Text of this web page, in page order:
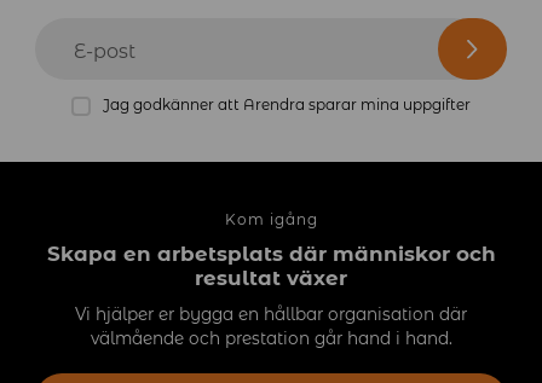
E-post
Jag godkänner att Arendra sparar mina uppgifter
Kom igång
Skapa en arbetsplats där människor och
resultat växer
Vi hjälper er bygga en hållbar organisation där
välmående och prestation går hand i hand.